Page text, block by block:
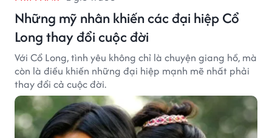
Những mỹ nhân khiến các đại hiệp Cổ
Long thay đổi cuộc đời
Với Cổ Long, tình yêu không chỉ là chuyện giang hồ, mà
còn là điều khiến những đại hiệp mạnh mẽ nhất phải
thay đổi cả cuộc đời.